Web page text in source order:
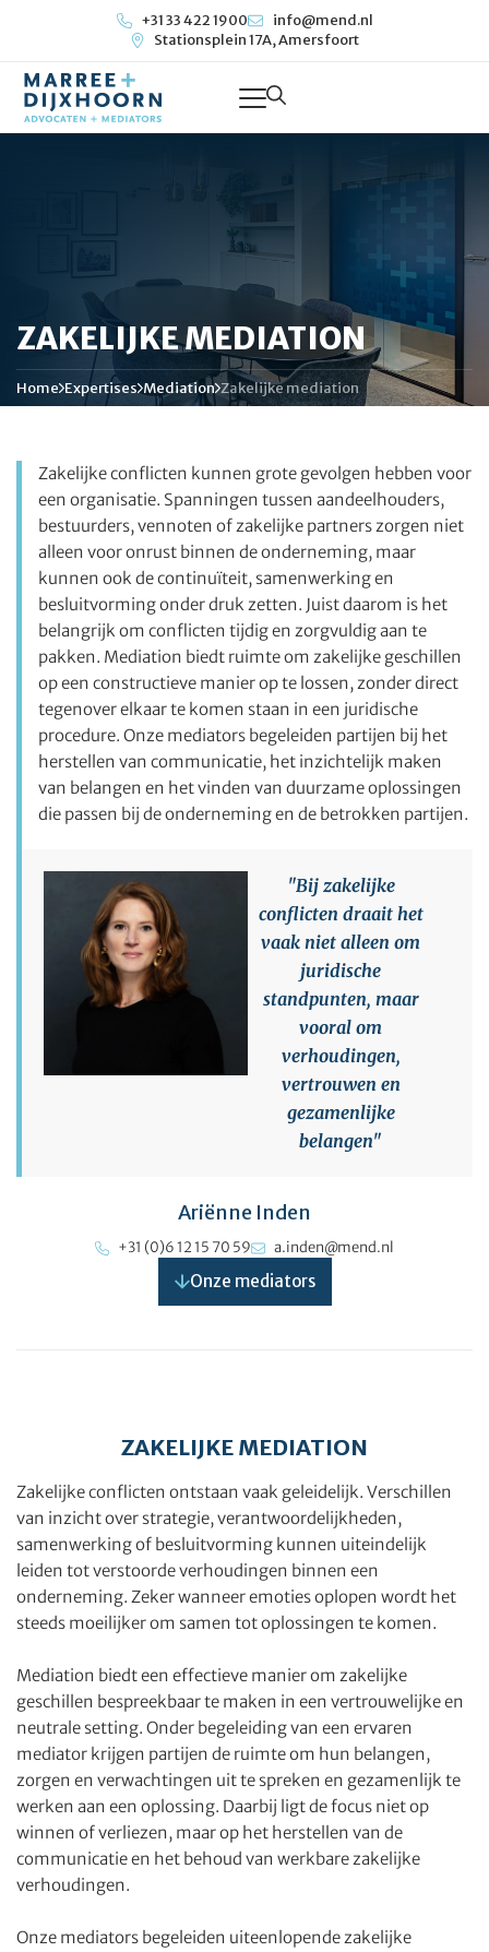
+31 33 422 1900
info@mend.nl
Stationsplein 17A, Amersfoort
ZAKELIJKE MEDIATION
Home Expertises Mediation Zakelijke mediation
Zakelijke conflicten kunnen grote gevolgen hebben voor
een organisatie. Spanningen tussen aandeelhouders,
bestuurders, vennoten of zakelijke partners zorgen niet
alleen voor onrust binnen de onderneming, maar
kunnen ook de continuïteit, samenwerking en
besluitvorming onder druk zetten. Juist daarom is het
belangrijk om conflicten tijdig en zorgvuldig aan te
pakken. Mediation biedt ruimte om zakelijke geschillen
op een constructieve manier op te lossen, zonder direct
tegenover elkaar te komen staan in een juridische
procedure. Onze mediators begeleiden partijen bij het
herstellen van communicatie, het inzichtelijk maken
van belangen en het vinden van duurzame oplossingen
die passen bij de onderneming en de betrokken partijen.
"Bij zakelijke
conflicten draait het
vaak niet alleen om
juridische
standpunten, maar
vooral om
verhoudingen,
vertrouwen en
gezamenlijke
belangen"
Ariënne Inden
+31 (0)6 12 15 70 59 a.inden@mend.nl
Onze mediators
ZAKELIJKE MEDIATION
Zakelijke conflicten ontstaan vaak geleidelijk. Verschillen
van inzicht over strategie, verantwoordelijkheden,
samenwerking of besluitvorming kunnen uiteindelijk
leiden tot verstoorde verhoudingen binnen een
onderneming. Zeker wanneer emoties oplopen wordt het
steeds moeilijker om samen tot oplossingen te komen.
Mediation biedt een effectieve manier om zakelijke
geschillen bespreekbaar te maken in een vertrouwelijke en
neutrale setting. Onder begeleiding van een ervaren
mediator krijgen partijen de ruimte om hun belangen,
zorgen en verwachtingen uit te spreken en gezamenlijk te
werken aan een oplossing. Daarbij ligt de focus niet op
winnen of verliezen, maar op het herstellen van de
communicatie en het behoud van werkbare zakelijke
verhoudingen.
Onze mediators begeleiden uiteenlopende zakelijke